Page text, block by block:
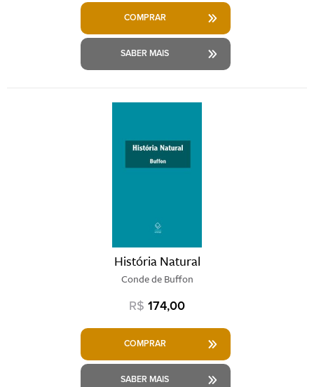
COMPRAR
SABER MAIS
História Natural
Conde de Buffon
R$ 174,00
COMPRAR
SABER MAIS